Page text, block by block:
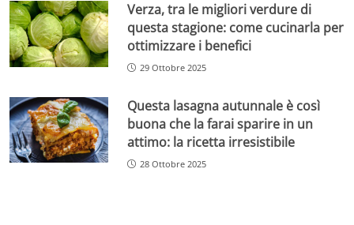
Verza, tra le migliori verdure di
questa stagione: come cucinarla per
ottimizzare i benefici
29 Ottobre 2025
Questa lasagna autunnale è così
buona che la farai sparire in un
attimo: la ricetta irresistibile
28 Ottobre 2025